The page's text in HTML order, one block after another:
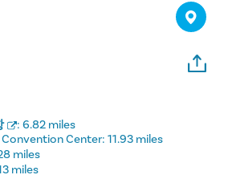
: 6.82 miles
Center: 11.93 miles
miles
miles